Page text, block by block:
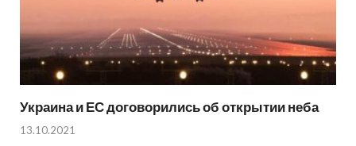
Украина и ЕС договорились об открытии неба
13.10.2021